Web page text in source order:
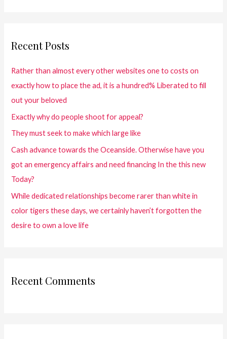
Recent Posts
Rather than almost every other websites one to costs on
exactly how to place the ad, it is a hundred% Liberated to fill
out your beloved
Exactly why do people shoot for appeal?
They must seek to make which large like
Cash advance towards the Oceanside. Otherwise have you
got an emergency affairs and need financing In the this new
Today?
While dedicated relationships become rarer than white in
color tigers these days, we certainly haven’t forgotten the
desire to own a love life
Recent Comments